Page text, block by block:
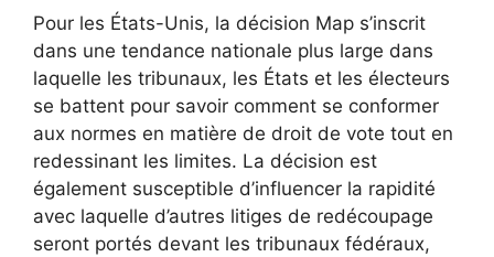
Pour les États-Unis, la décision Map s’inscrit
dans une tendance nationale plus large dans
laquelle les tribunaux, les États et les électeurs
se battent pour savoir comment se conformer
aux normes en matière de droit de vote tout en
redessinant les limites. La décision est
également susceptible d’influencer la rapidité
avec laquelle d’autres litiges de redécoupage
seront portés devant les tribunaux fédéraux,